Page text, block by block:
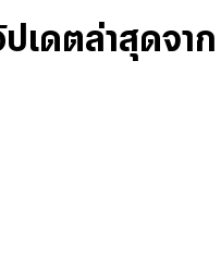
เดตล่าสุดจาก